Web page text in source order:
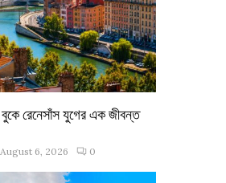
বুকে রেনেসাঁস যুগের এক জীবন্ত
August 6, 2026 0